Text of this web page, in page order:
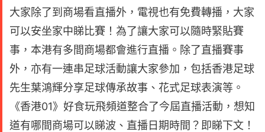
大家除了到商場看直播外，電視也有免費轉播，大家
可以安坐家中睇比賽！為了讓大家可以隨時緊貼賽
事，本港有多間商場都會進行直播。除了直播賽事
外，亦有一連串足球活動讓大家參加，包括香港足球
先生葉鴻輝分享足球傳承故事、花式足球表演等。
《香港01》好食玩飛頻道整合了今屆直播活動，想知
道有哪間商場可以睇波、直播日期時間？即睇下文！